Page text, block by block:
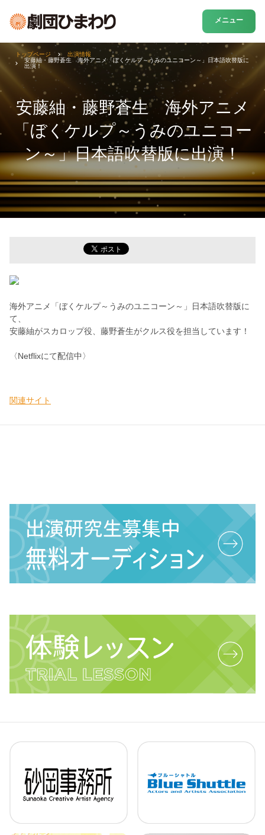
メニュー
安藤紬・藤野蒼生 海外アニメ
「ぼくケルプ～うみのユニコー
ン～」日本語吹替版に出演！
トップページ
出演情報
安藤紬・藤野蒼生 海外アニメ「ぼくケルプ～うみのユニコーン～」日本語吹替版に
出演！
海外アニメ「ぼくケルプ～うみのユニコーン～」日本語吹替版に
て、
安藤紬がスカロップ役、藤野蒼生がクルス役を担当しています！
〈Netflixにて配信中〉
関連サイト